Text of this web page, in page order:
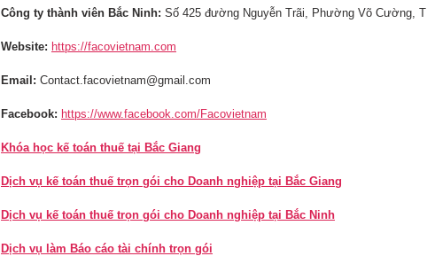
Công ty thành viên Bắc Ninh: Số 425 đường Nguyễn Trãi, Phường Võ Cường,
Website: https://facovietnam.com
Email: Contact.facovietnam@gmail.com
Facebook: https://www.facebook.com/Facovietnam
Khóa học kế toán thuế tại Bắc Giang
Dịch vụ kế toán thuế trọn gói cho Doanh nghiệp tại Bắc Giang
Dịch vụ kế toán thuế trọn gói cho Doanh nghiệp tại Bắc Ninh
Dịch vụ làm Báo cáo tài chính trọn gói